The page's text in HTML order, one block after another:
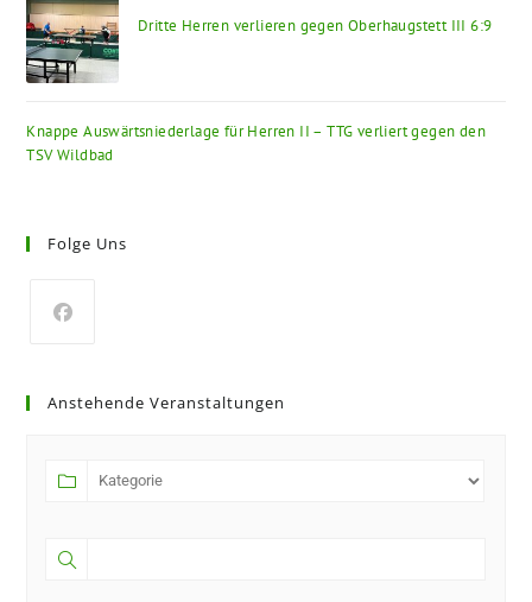
Dritte Herren verlieren gegen Oberhaugstett III 6:9
Knappe Auswärtsniederlage für Herren II – TTG verliert gegen den
TSV Wildbad
Folge Uns
Anstehende Veranstaltungen